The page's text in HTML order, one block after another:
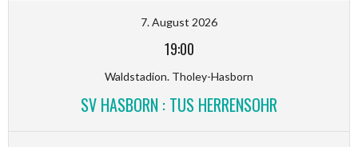
7. August 2026
19:00
Waldstadion. Tholey-Hasborn
SV HASBORN : TUS HERRENSOHR